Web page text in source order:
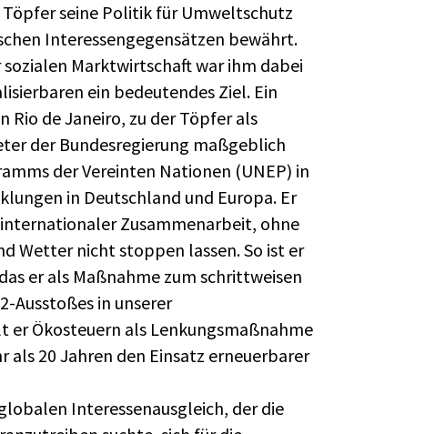
seine Politik für Umweltschutz
Interessengegensätzen bewährt.
Marktwirtschaft war ihm dabei
ein bedeutendes Ziel. Ein
Rio de Janeiro, zu der Töpfer als
der Bundesregierung maßgeblich
der Vereinten Nationen (UNEP) in
in Deutschland und Europa. Er
Zusammenarbeit, ohne
Wetter nicht stoppen lassen. So ist er
er als Maßnahme zum schrittweisen
Ausstoßes in unserer
er Ökosteuern als Lenkungsmaßnahme
20 Jahren den Einsatz erneuerbarer
Interessenausgleich, der die